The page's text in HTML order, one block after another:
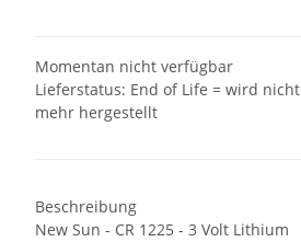
Momentan nicht verfügbar
Lieferstatus: End of Life = wird nicht
mehr hergestellt
Beschreibung
New Sun - CR 1225 - 3 Volt Lithium